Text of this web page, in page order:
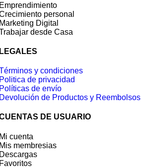
personal
Digital
desde Casa
y condiciones
de privacidad
de envío
de Productos y Reembolsos
DE USUARIO
cuenta
membresias